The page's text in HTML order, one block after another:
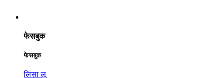
फेसबुक
फेसबुक
लिसा लू